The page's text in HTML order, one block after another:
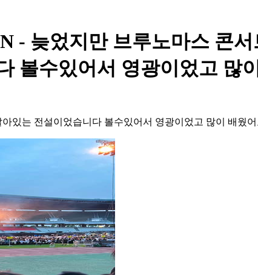
- 늦었지만 브루노마스 콘
볼수있어서 영광이었고 많
있는 전설이었습니다 볼수있어서 영광이었고 많이 배웠